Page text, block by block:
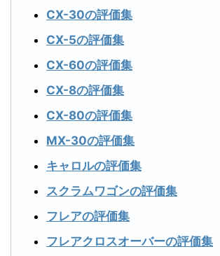
CX-30の評価集
CX-5の評価集
CX-60の評価集
CX-8の評価集
CX-80の評価集
MX-30の評価集
キャロルの評価集
スクラムワゴンの評価集
フレアの評価集
フレアクロスオーバーの評価集